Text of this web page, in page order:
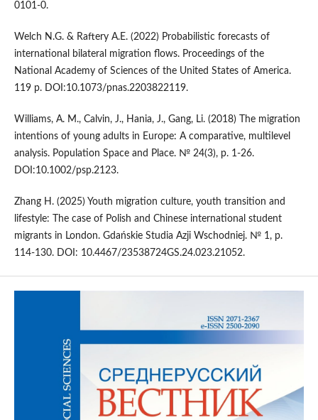
0101-0.
Welch N.G. & Raftery A.E. (2022) Probabilistic forecasts of
international bilateral migration flows. Proceedings of the
National Academy of Sciences of the United States of America.
119 p. DOI:10.1073/pnas.2203822119.
Williams, A. M., Calvin, J., Hania, J., Gang, Li. (2018) The migration
intentions of young adults in Europe: A comparative, multilevel
analysis. Population Space and Place. № 24(3), p. 1-26.
DOI:10.1002/psp.2123.
Zhang H. (2025) Youth migration culture, youth transition and
lifestyle: The case of Polish and Chinese international student
migrants in London. Gdańskie Studia Azji Wschodniej. № 1, p.
114-130. DOI: 10.4467/23538724GS.24.023.21052.